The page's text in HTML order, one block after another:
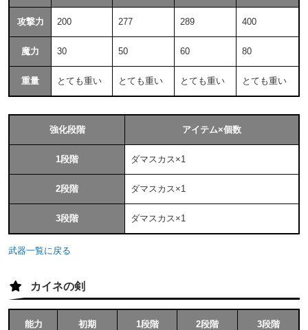
攻撃力 200 277 289 400
魔力 30 50 60 80
重量 とても重い とても重い とても重い とても重い
強化段階 アイテム×個数
1段階 ダマスカス×1
2段階 ダマスカス×1
3段階 ダマスカス×1
武器一覧に戻る
カイネの剣
能力 初期 1段階 2段階 3段階